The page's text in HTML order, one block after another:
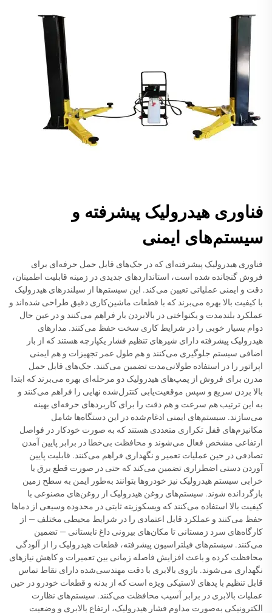
فناوری هیدرولیک پیشرفته و
سیستم‌های ایمنی
فناوری هیدرولیک پیشرفته‌ای که در جک‌های قابل حمل حرفه‌ای برای
فروش گنجانده شده است، استانداردهای جدیدی در زمینه قابلیت اطمینان،
دقت و ایمنی عملیاتی تعیین می‌کند. این سیستم‌ها از سیلندرهای هیدرولیک
با کیفیت بالا بهره می‌برند که با قطعات ماشین‌کاری دقیق طراحی شده‌اند و
عملکرد بلندمدت و یکنواختی در بالابردن بار فراهم می‌کنند و در عین حال
دوام بسیار خوبی را در شرایط کاری سخت حفظ می‌کنند. مدارهای
هیدرولیک پیشرفته دارای شیرهای تنظیم فشار یکپارچه هستند که از بار
اضافی سیستم جلوگیری می‌کنند و هم طول عمر تجهیزات و هم ایمنی
اپراتور را در استفاده طولانی‌مدت تضمین می‌کنند. جک‌های قابل حمل
مدرن برای فروش از پمپ‌های هیدرولیک دو مرحله‌ای بهره می‌برند که ابتدا
بالا بردن سریع و سپس موقعیت‌یابی کنترل‌شده نهایی را فراهم می‌کنند و
به این ترتیب هم سرعت و هم دقت را برای کاربردهای حرفه‌ای بهینه
می‌سازند. سیستم‌های ایمنی ادغام‌شده در این دستگاه‌ها شامل
مکانیزم‌های قفل تکراری متعددی هستند که به صورت خودکار در فواصل
ارتفاعی مشخص فعال می‌شوند و محافظت بی‌خطا در برابر پایین آمدن
تصادفی در حین عملیات تعمیر و نگهداری فراهم می‌کنند. قابلیت پایین
آوردن دستی اضطراری تضمین می‌کند که حتی در صورت قطع برق یا
خرابی سیستم هیدرولیک نیز خودروها بتوانند به‌طور ایمن به سطح زمین
بازگردانده شوند. سیستم‌های روغن هیدرولیک از روغن‌های مصنوعی با
کیفیت بالا استفاده می‌کنند که ویسکوزیته ثابتی در محدوده وسیعی از دماها
حفظ می‌کنند و عملکرد قابل اعتمادی را در شرایط محیطی مختلف — از
کارگاه‌های سرد زمستانی تا مکان‌های بیرونی داغ تابستانی — تضمین
می‌کنند. سیستم‌های فیلتراسیون پیشرفته، قطعات هیدرولیک را از آلودگی
محافظت کرده و باعث افزایش فاصله زمانی بین تعمیرات و کاهش نیازهای
نگهداری می‌شوند. بازوی بالابری با دقت مهندسی‌شده دارای نقاط تماس
قابل تنظیم با پدهای لاستیکی ویژه است که از بدنه و قطعات خودرو در حین
عملیات بالابری در برابر آسیب محافظت می‌کنند. سیستم‌های نظارت
الکترونیکی به‌صورت مداوم فشار هیدرولیک، ارتفاع بالابری و وضعیت